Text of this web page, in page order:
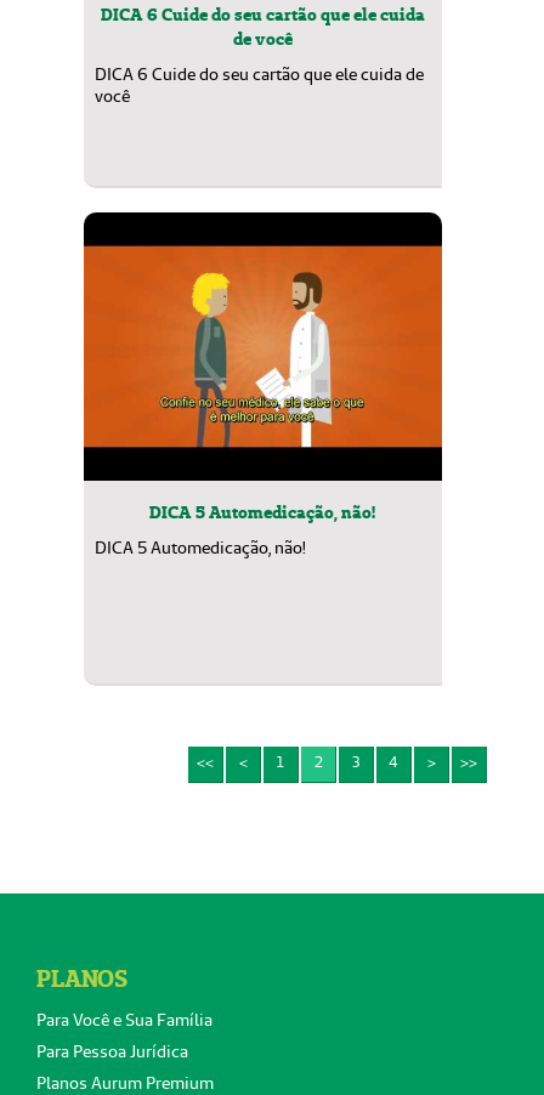
DICA 6 Cuide do seu cartão que ele cuida
de você
DICA 6 Cuide do seu cartão que ele cuida de
você
DICA 5 Automedicação, não!
DICA 5 Automedicação, não!
<< < 1 2 3 4 > >>
PLANOS
Para Você e Sua Família
Para Pessoa Jurídica
Planos Aurum Premium